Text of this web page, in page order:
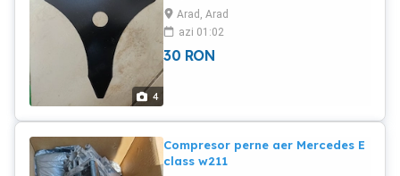
4
Arad, Arad
azi 01:02
30 RON
Compresor perne aer Mercedes E
class w211